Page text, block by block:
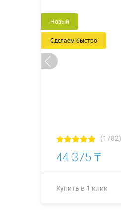
Новый
Сделаем быстро
(1782)
44 375 ₸
Купить в 1 клик